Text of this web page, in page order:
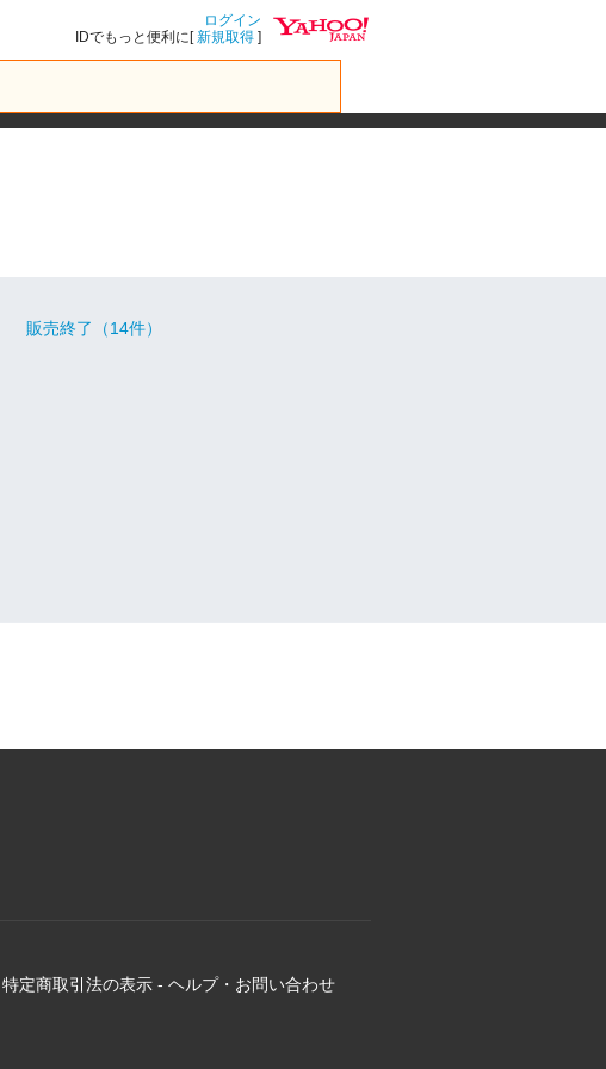
ログイン
IDでもっと便利に[新規取得 ]
販売終了（14件）
特定商取引法の表示 - ヘルプ・お問い合わせ